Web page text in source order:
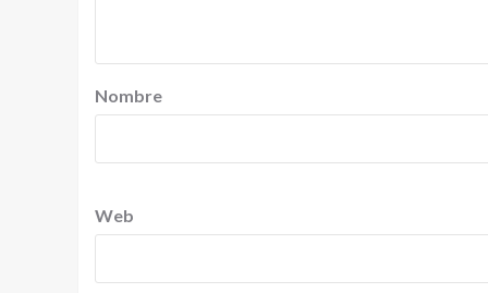
Nombre
Web